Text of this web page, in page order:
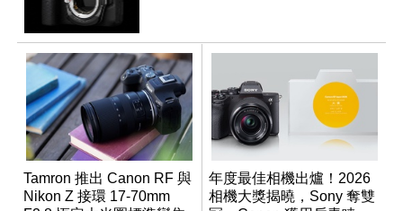
Tamron 推出 Canon RF 與
Nikon Z 接環 17-70mm
年度最佳相機出爐！2026
相機大獎揭曉，Sony 奪雙